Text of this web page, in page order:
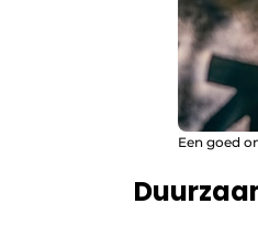
Een goed